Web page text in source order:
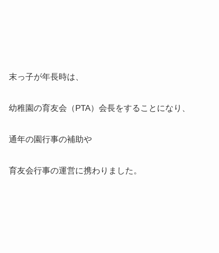
末っ子が年長時は、
幼稚園の育友会（PTA）会長をすることになり、
通年の園行事の補助や
育友会行事の運営に携わりました。